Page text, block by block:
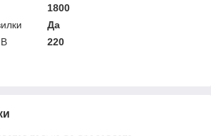
1800
Да
220